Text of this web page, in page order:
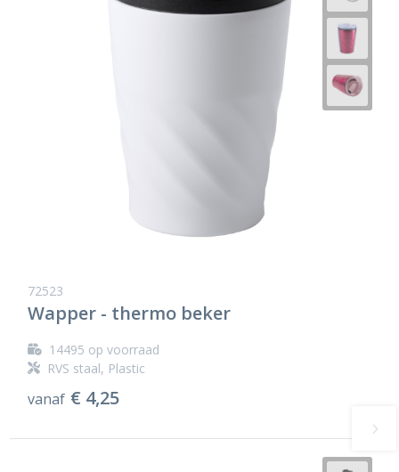
72523
Wapper - thermo beker
14495 op voorraad
RVS staal, Plastic
vanaf € 4,25